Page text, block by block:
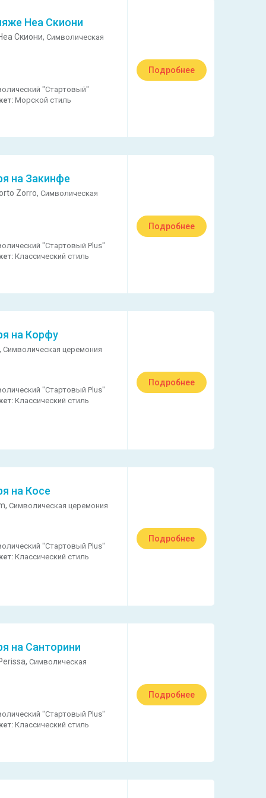
Неа Скиони
Скиони,Символическая
"Стартовый"
Морской стиль
Подробнее
на Закинфе
Zorro,Символическая
"Стартовый Plus"
Классический стиль
Подробнее
на Корфу
Символическая церемония
"Стартовый Plus"
Классический стиль
Подробнее
на Косе
Символическая церемония
"Стартовый Plus"
Классический стиль
Подробнее
на Санторини
Символическая
"Стартовый Plus"
Классический стиль
Подробнее